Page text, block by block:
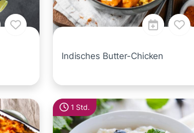
Indisches Butter-Chicken
1 Std.